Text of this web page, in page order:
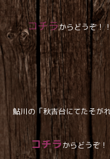
コチラからどうぞ！！
鮎川の「秋吉台にてたそがれ
コチラからどうぞ！